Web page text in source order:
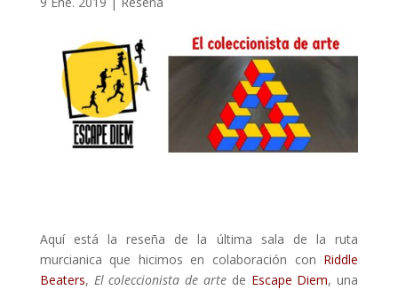
Aquí está la reseña de la última sala de la ruta
murcianica que hicimos en colaboración con Riddle
Beaters, El coleccionista de arte de Escape Diem, una